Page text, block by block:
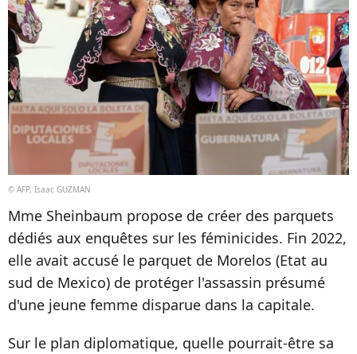
© AFP, Isaac GUZMAN
Mme Sheinbaum propose de créer des parquets
dédiés aux enquêtes sur les féminicides. Fin 2022,
elle avait accusé le parquet de Morelos (Etat au
sud de Mexico) de protéger l'assassin présumé
d'une jeune femme disparue dans la capitale.
Sur le plan diplomatique, quelle pourrait-être sa